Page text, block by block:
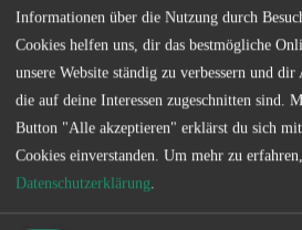
Verbans- oder
Verbandsvertragsgewässer
Informationen über die Nutzung durch
Cookies helfen uns, dir das bestmögliche
unsere Website ständig zu verbessern und
die auf deine Interessen zugeschnitten sind.
Button "Alle akzeptieren" erklärst du sich
Cookies einverstanden. Um mehr zu
Datenschutzerklärung.